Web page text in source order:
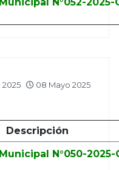
08 Mayo 2025
Descripción
N°050-2025-